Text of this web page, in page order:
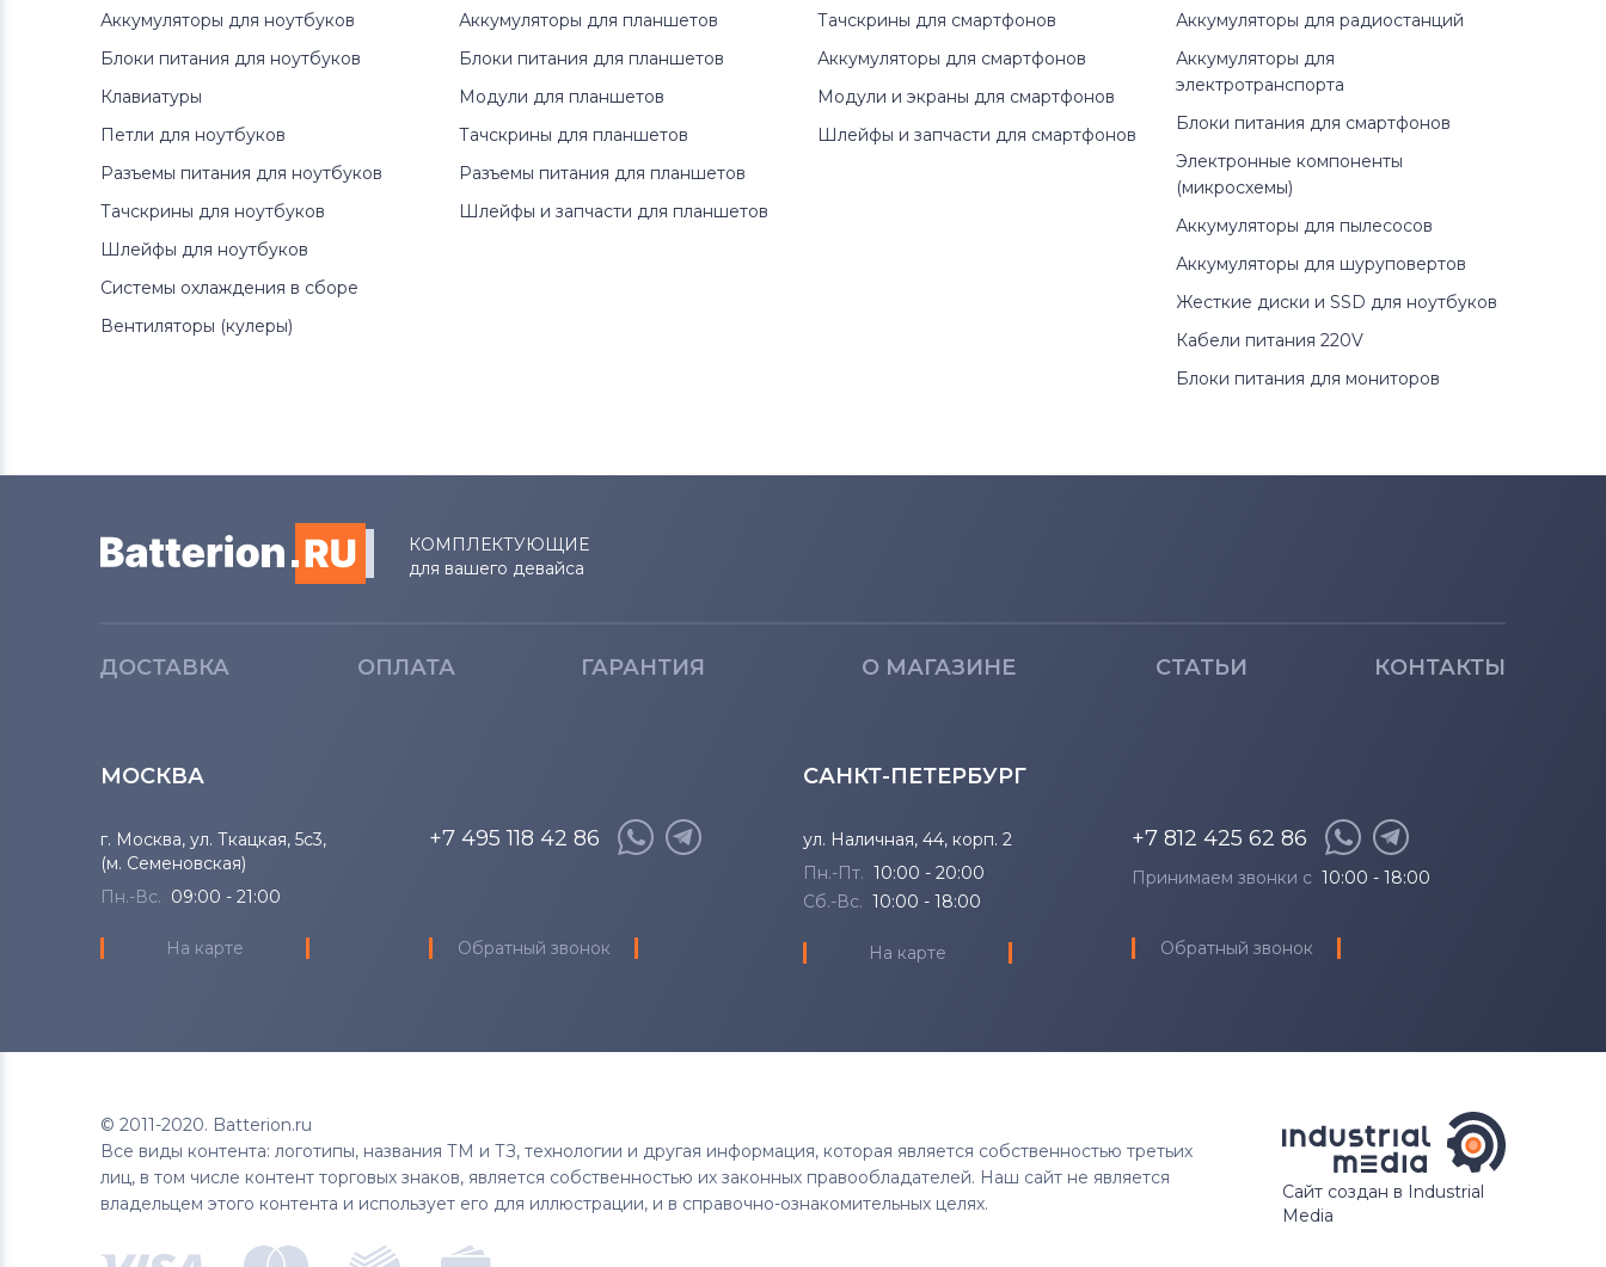
Вентиляторы (кулеры)Asus
Вентиляторы (кулеры)
Вентиляторы (кулеры)Casper
Аккумуляторы для ноутбуков
Блоки питания для ноутбуков
Клавиатуры
Петли для ноутбуков
Разъемы питания для ноутбуков
Тачскрины для ноутбуков
Шлейфы для ноутбуков
Системы охлаждения в сборе
Вентиляторы (кулеры)
Аккумуляторы для планшетов
Блоки питания для планшетов
Модули для планшетов
Тачскрины для планшетов
Разъемы питания для планшетов
Шлейфы и запчасти для планшетов
Тачскрины для смартфонов
Аккумуляторы для смартфонов
Модули и экраны для смартфонов
Шлейфы и запчасти для смартфонов
Аккумуляторы для радиостанций
Аккумуляторы для
электротранспорта
Блоки питания для смартфонов
Электронные компоненты
(микросхемы)
Аккумуляторы для пылесосов
Аккумуляторы для шуруповертов
Жесткие диски и SSD для ноутбуков
Кабели питания 220V
Блоки питания для мониторов
КОМПЛЕКТУЮЩИЕ
для вашего девайса
ДОСТАВКА ОПЛАТА ГАРАНТИЯ О МАГАЗИНЕ СТАТЬИ КОНТАКТЫ
МОСКВА
г. Москва, ул. Ткацкая, 5с3,
(м. Семеновская)
Пн.-Вс. 09:00 - 21:00
На карте
+7 495 118 42 86
Обратный звонок
САНКТ-ПЕТЕРБУРГ
ул. Наличная, 44, корп. 2
Пн.-Пт. 10:00 - 20:00
Сб.-Вс. 10:00 - 18:00
На карте
+7 812 425 62 86
Принимаем звонки с 10:00 - 18:00
Обратный звонок
© 2011-2020. Batterion.ru
Все виды контента: логотипы, названия ТМ и ТЗ, технологии и другая информация, которая является собственностью третьих
лиц, в том числе контент торговых знаков, является собственностью их законных правообладателей. Наш сайт не является
владельцем этого контента и использует его для иллюстрации, и в справочно-ознакомительных целях.
Сайт создан в Industrial
Media